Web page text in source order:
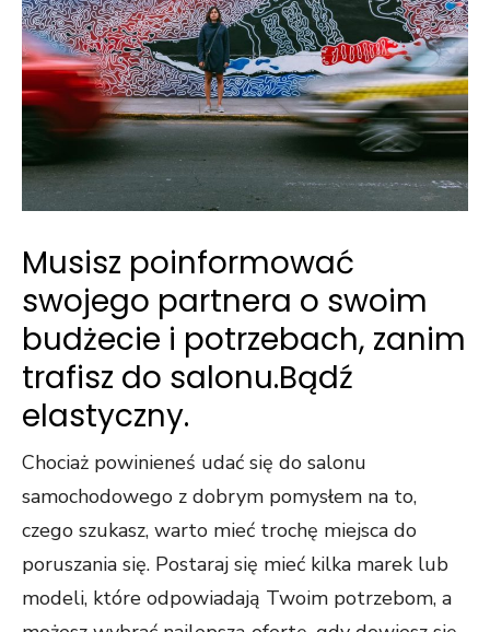
Musisz poinformować
swojego partnera o swoim
budżecie i potrzebach, zanim
trafisz do salonu.Bądź
elastyczny.
Chociaż powinieneś udać się do salonu
samochodowego z dobrym pomysłem na to,
czego szukasz, warto mieć trochę miejsca do
poruszania się. Postaraj się mieć kilka marek lub
modeli, które odpowiadają Twoim potrzebom, a